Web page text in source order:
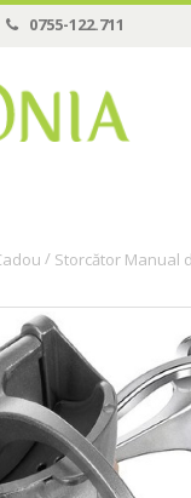
0755-122.711
/ Storcător Manual